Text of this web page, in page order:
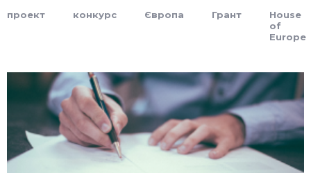
проект конкурс Європа Грант
House
of
Europe